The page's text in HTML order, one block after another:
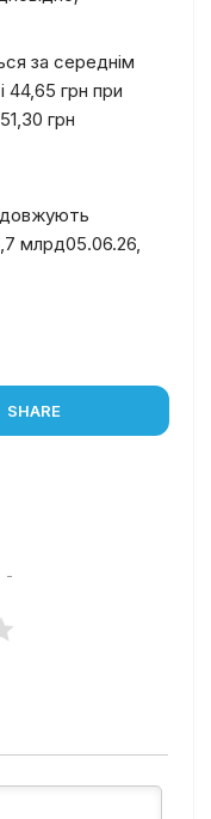
за середнім
44,65 грн при
грн
млрд05.06.26,
SHARE